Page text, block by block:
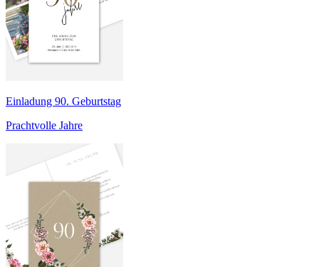
Einladung 90. Geburtstag
Prachtvolle Jahre